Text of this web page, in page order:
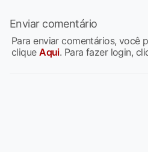
Enviar comentário
Para enviar comentários, você
cliqueAqui. Para fazer login,